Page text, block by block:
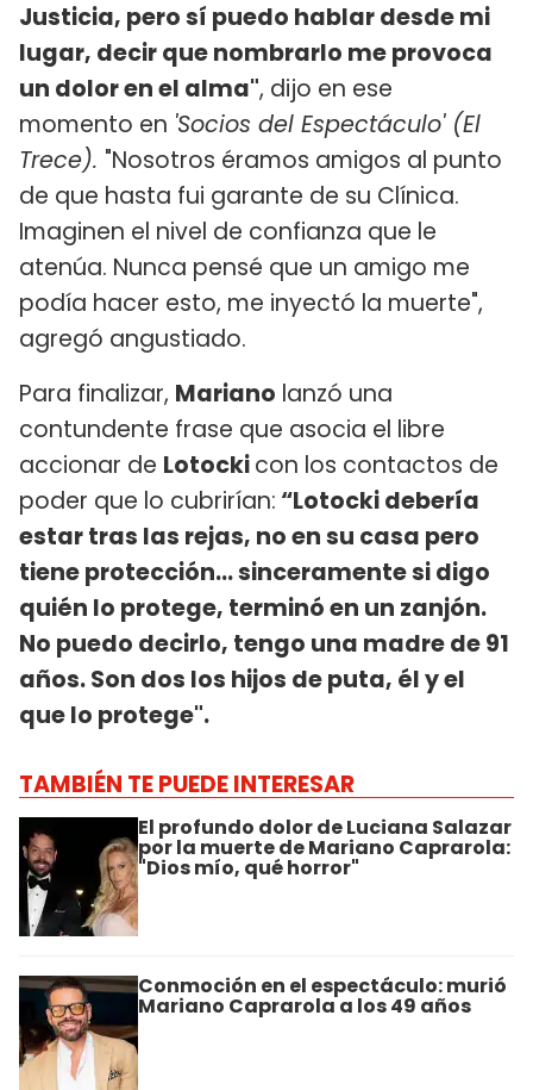
Justicia, pero sí puedo hablar desde mi
lugar, decir que nombrarlo me provoca
un dolor en el alma", dijo en ese
momento en 'Socios del Espectáculo' (El
Trece). "Nosotros éramos amigos al punto
de que hasta fui garante de su Clínica.
Imaginen el nivel de confianza que le
atenúa. Nunca pensé que un amigo me
podía hacer esto, me inyectó la muerte",
agregó angustiado.
Para finalizar, Mariano lanzó una
contundente frase que asocia el libre
accionar de Lotockicon los contactos de
poder que lo cubrirían: “Lotocki debería
estar tras las rejas, no en su casa pero
tiene protección... sinceramente si digo
quién lo protege, terminó en un zanjón.
No puedo decirlo, tengo una madre de 91
años. Son dos los hijos de puta, él y el
que lo protege".
TAMBIÉN TE PUEDE INTERESAR
El profundo dolor de Luciana Salazar
por la muerte de Mariano Caprarola:
"Dios mío, qué horror"
Conmoción en el espectáculo: murió
Mariano Caprarola a los 49 años